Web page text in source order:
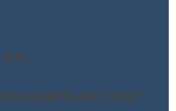
per
qualità ISO 9001